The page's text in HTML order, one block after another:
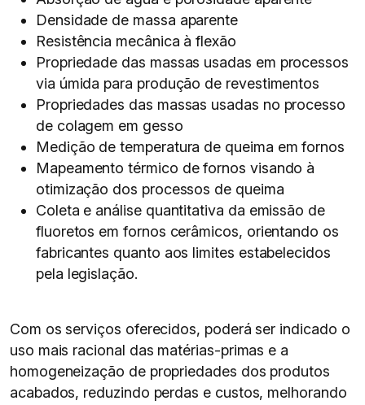
Densidade de massa aparente
Resistência mecânica à flexão
Propriedade das massas usadas em processos
via úmida para produção de revestimentos
Propriedades das massas usadas no processo
de colagem em gesso
Medição de temperatura de queima em fornos
Mapeamento térmico de fornos visando à
otimização dos processos de queima
Coleta e análise quantitativa da emissão de
fluoretos em fornos cerâmicos, orientando os
fabricantes quanto aos limites estabelecidos
pela legislação.
Com os serviços oferecidos, poderá ser indicado o
uso mais racional das matérias-primas e a
homogeneização de propriedades dos produtos
acabados, reduzindo perdas e custos, melhorando